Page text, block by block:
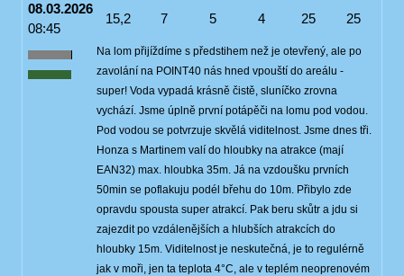
08.03.2026
08:45
15,2 7 5 4 25 25
Na lom přijíždíme s předstihem než je otevřený, ale po
zavolání na POINT40 nás hned vpouští do areálu -
super! Voda vypadá krásně čistě, sluníčko zrovna
vychází. Jsme úplně první potápěči na lomu pod vodou.
Pod vodou se potvrzuje skvělá viditelnost. Jsme dnes tři.
Honza s Martinem valí do hloubky na atrakce (mají
EAN32) max. hloubka 35m. Já na vzdoušku prvních
50min se poflakuju podél břehu do 10m. Přibylo zde
opravdu spousta super atrakcí. Pak beru skůtr a jdu si
zajezdit po vzdálenějších a hlubších atrakcích do
hloubky 15m. Viditelnost je neskutečná, je to regulérně
jak v moři, jen ta teplota 4°C, ale v teplém neoprenovém